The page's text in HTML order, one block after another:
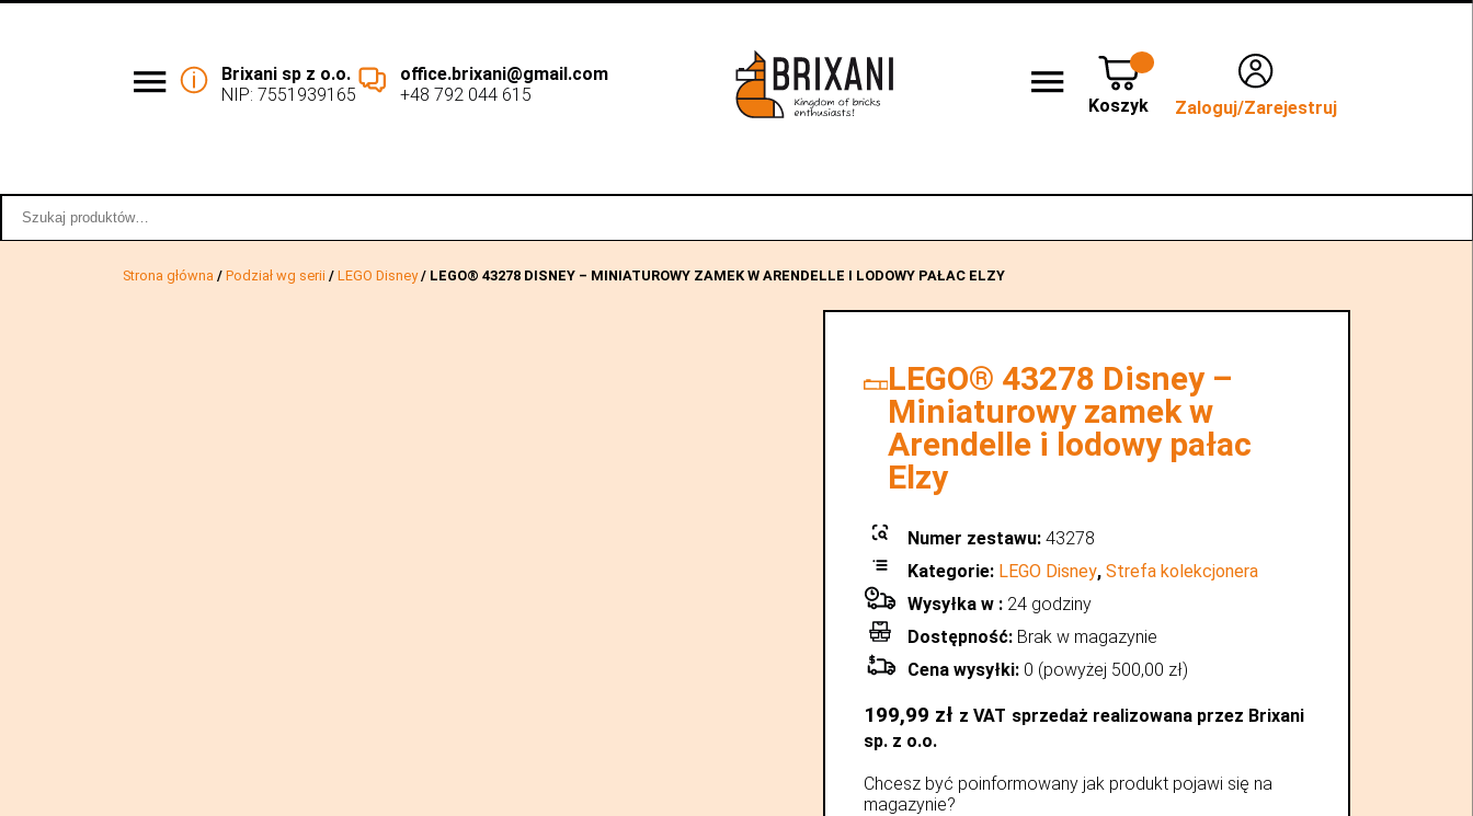
Brixani sp z o.o.
NIP: 7551939165
office.brixani@gmail.com
+48 792 044 615
Koszyk Zaloguj/Zarejestruj
Strona główna / Podział wg serii / LEGO Disney/ LEGO® 43278 DISNEY – MINIATUROWY ZAMEK W ARENDELLE I LODOWY PAŁAC ELZY
LEGO® 43278 Disney –
Miniaturowy zamek w
Arendelle i lodowy pałac
Elzy
Numer zestawu: 43278
Kategorie: LEGO Disney,Strefa kolekcjonera
Wysyłka w : 24 godziny
Dostępność: Brak w magazynie
Cena wysyłki: 0 (powyżej 500,00 zł)
199,99 zł z VAT sprzedaż realizowana przez Brixani
sp. z o.o.
Chcesz być poinformowany jak produkt pojawi się na
magazynie?